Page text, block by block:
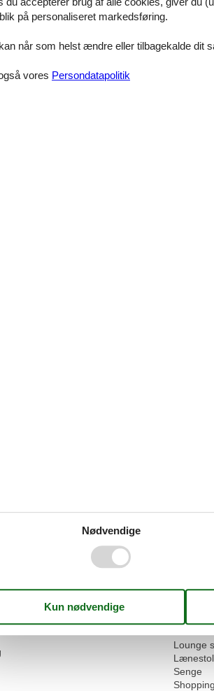
(Offenes Fußteil, Nur Kinder)
anmeldelser
650 m
Fuld
Lounge
Lænestol
Senge
Shopping
på personaliseret markedsføring.
når som helst ændre eller tilbagekalde dit
vores Persondatapolitik
Nødvendige